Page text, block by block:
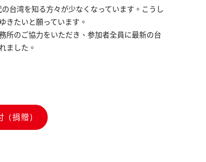
台湾を知る方々が少なくなっています。こうし
きたいと願っています。
所のご協力をいただき、参加者全員に最新の台
ました。
(捐贈)